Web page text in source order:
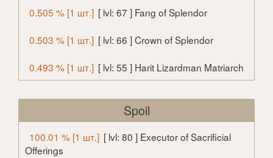
0.505 % [1 шт.] [ lvl: 67 ] Fang of Splendor
0.503 % [1 шт.] [ lvl: 66 ] Crown of Splendor
0.493 % [1 шт.] [ lvl: 55 ] Harit Lizardman Matriarch
Spoil
100.01 % [1 шт.] [ lvl: 80 ] Executor of Sacrificial
Offerings